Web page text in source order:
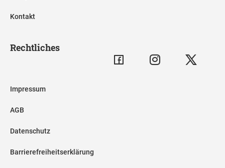
Kontakt
Rechtliches
Impressum
AGB
Datenschutz
Barrierefreiheitserklärung